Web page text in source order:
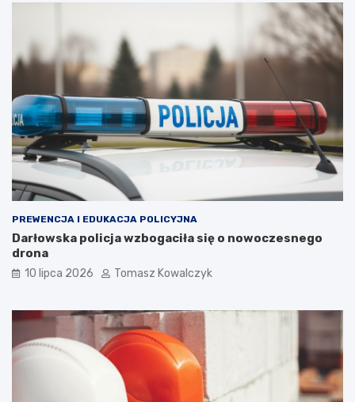
PREWENCJA I EDUKACJA POLICYJNA
Darłowska policja wzbogaciła się o nowoczesnego
drona
10 lipca 2026 Tomasz Kowalczyk